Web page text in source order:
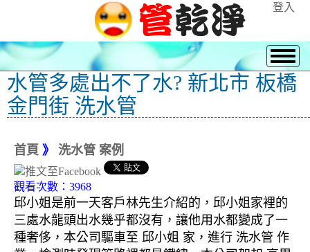
登入
水管多處出不了水? 新北市 板橋
金門街 洗水管
首頁 》 洗水管 案例
觀看次數：3968
邱小姐是前一天客戶林先生介紹的，邱小姐家裡的
三處水龍頭出水幾乎都沒有，讓他用水都變成了一
種奢侈，本公司驅車至 邱小姐 家，進行 洗水管 作